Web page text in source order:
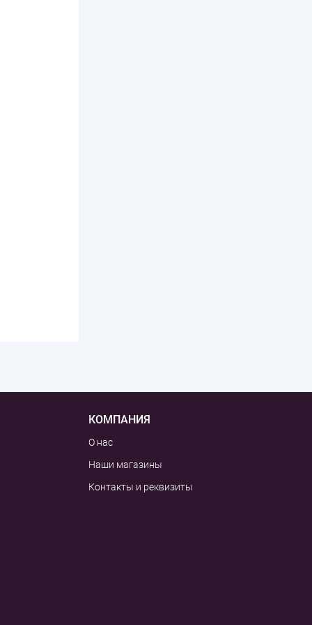
КОМПАНИЯ
О нас
Наши магазины
Контакты и реквизиты